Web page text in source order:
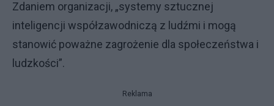
Zdaniem organizacji, „systemy sztucznej
inteligencji współzawodniczą z ludźmi i mogą
stanowić poważne zagrożenie dla społeczeństwa i
ludzkości”.
Reklama